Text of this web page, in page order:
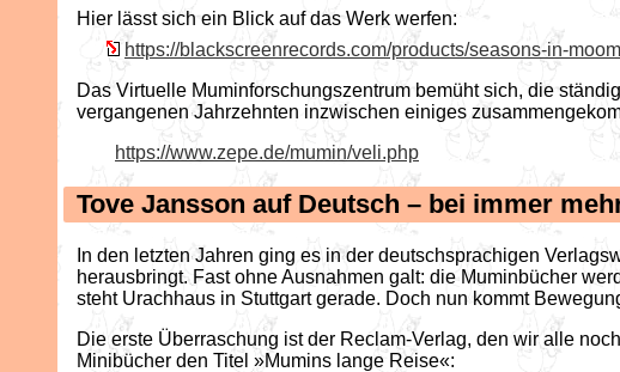
Hier lässt sich ein Blick auf das Werk werfen:
https://blackscreenrecords.com/products/seasons-in-
Das Virtuelle Muminforschungszentrum bemüht sich, die
vergangenen Jahrzehnten inzwischen einiges
https://www.zepe.de/mumin/veli.php
Tove Jansson auf Deutsch – bei immer
In den letzten Jahren ging es in der deutschsprachigen
herausbringt. Fast ohne Ausnahmen galt: die Muminbücher
steht Urachhaus in Stuttgart gerade. Doch nun kommt
Die erste Überraschung ist der Reclam-Verlag, den wir alle
Minibücher den Titel »Mumins lange Reise«: